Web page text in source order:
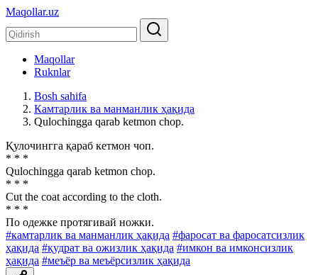
Maqollar.uz
Maqollar
Ruknlar
Bosh sahifa
Камтарлик ва манманлик ҳақида
Qulochingga qarab ketmon chop.
Қулочингга қараб кетмон чоп.
* * *
Qulochingga qarab ketmon chop.
* * *
Cut the coat according to the cloth.
* * *
По одежке протягивай ножки.
#камтарлик ва манманлик ҳақида #фаросат ва фаросатсизлик
ҳақида #қудрат ва ожизлик ҳақида #имкон ва имконсизлик
ҳақида #меъёр ва меъёрсизлик ҳақида